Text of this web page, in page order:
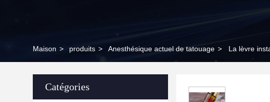
Maison > produits > Anesthésique actuel de tatouage > La lèvre
Catégories